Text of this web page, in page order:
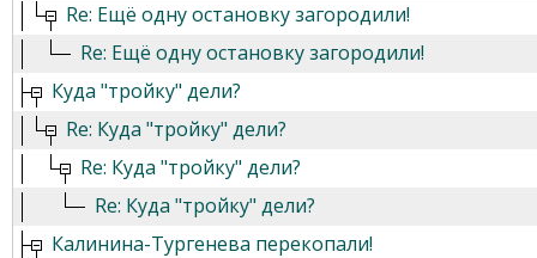
Re: Ещё одну остановку загородили!
Re: Ещё одну остановку загородили!
Куда "тройку" дели?
Re: Куда "тройку" дели?
Re: Куда "тройку" дели?
Re: Куда "тройку" дели?
Калинина-Тургенева перекопали!